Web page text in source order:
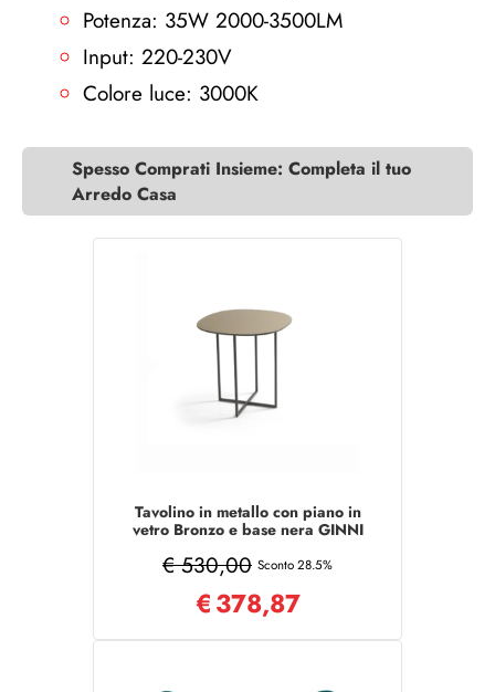
Potenza: 35W 2000-3500LM
Input: 220-230V
Colore luce: 3000K
Spesso Comprati Insieme: Completa il tuo
Arredo Casa
Tavolino in metallo con piano in
vetro Bronzo e base nera GINNI
€ 530,00 Sconto 28.5%
€378,87